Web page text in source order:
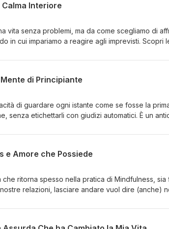
Interiore
vita senza problemi, ma da come scegliamo di
in cui impariamo a reagire agli imprevisti. Scopri
https://discord.gg/hDVGVd2 Articolo
di Principiante
di guardare ogni istante come se fosse la
senza etichettarli con giudizi automatici. È un
nella nostra community! https://discord.gg/
e Amore che Possiede
ritorna spesso nella pratica di Mindfulness, sia
relazioni, lasciare andare vuol dire (anche)
https://discord.gg/hDVGVd2 Articolo originale